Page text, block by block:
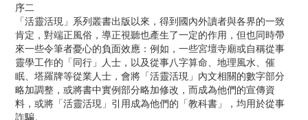
序二
「活靈活現」系列叢書出版以來，得到國內外讀者與各界的一致
肯定，對端正風俗，導正視聽也產生了一定的作用，但也同時帶
來一些令筆者憂心的負面效應：例如，一些宮壇寺廟或自稱從事
靈學工作的「同行」人士，以及從事八字算命、地理風水、催
眠、塔羅牌等從業人士，會將「活靈活現」內文相關的數字部分
略加調整，或將書中實例部分略加修改，而成為他們的宣傳資
料，或將「活靈活現」引用成為他們的「教科書」，均用於從事
詐騙。